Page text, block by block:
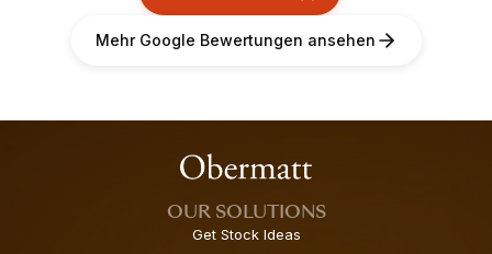
Mehr Google Bewertungen ansehen
OUR SOLUTIONS
Get Stock Ideas